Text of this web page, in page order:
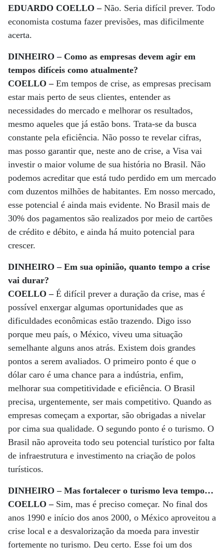
EDUARDO COELLO –Não. Seria difícil prever. Todo
economista costuma fazer previsões, mas dificilmente
acerta.
DINHEIRO – Como as empresas devem agir em
tempos difíceis como atualmente?
COELLO – Em tempos de crise, as empresas precisam
estar mais perto de seus clientes, entender as
necessidades do mercado e melhorar os resultados,
mesmo aqueles que já estão bons. Trata-se da busca
constante pela eficiência. Não posso te revelar cifras,
mas posso garantir que, neste ano de crise, a Visa vai
investir o maior volume de sua história no Brasil. Não
podemos acreditar que está tudo perdido em um mercado
com duzentos milhões de habitantes. Em nosso mercado,
esse potencial é ainda mais evidente. No Brasil mais de
30% dos pagamentos são realizados por meio de cartões
de crédito e débito, e ainda há muito potencial para
crescer.
DINHEIRO – Em sua opinião, quanto tempo a crise
vai durar?
COELLO –É difícil prever a duração da crise, mas é
possível enxergar algumas oportunidades que as
dificuldades econômicas estão trazendo. Digo isso
porque meu país, o México, viveu uma situação
semelhante alguns anos atrás. Existem dois grandes
pontos a serem avaliados. O primeiro ponto é que o
dólar caro é uma chance para a indústria, enfim,
melhorar sua competitividade e eficiência. O Brasil
precisa, urgentemente, ser mais competitivo. Quando as
empresas começam a exportar, são obrigadas a nivelar
por cima sua qualidade. O segundo ponto é o turismo. O
Brasil não aproveita todo seu potencial turístico por falta
de infraestrutura e investimento na criação de polos
turísticos.
DINHEIRO – Mas fortalecer o turismo leva tempo…
COELLO –Sim, mas é preciso começar. No final dos
anos 1990 e início dos anos 2000, o México aproveitou a
crise local e a desvalorização da moeda para investir
fortemente no turismo. Deu certo. Esse foi um dos